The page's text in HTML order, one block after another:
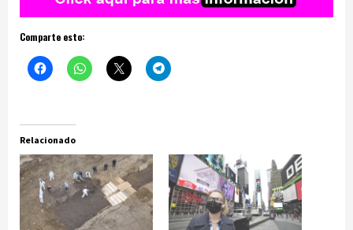
Comparte esto:
Relacionado